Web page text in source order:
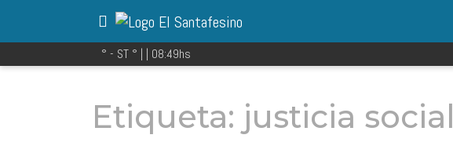
° - ST ° | | 08:49hs
Etiqueta: justicia social